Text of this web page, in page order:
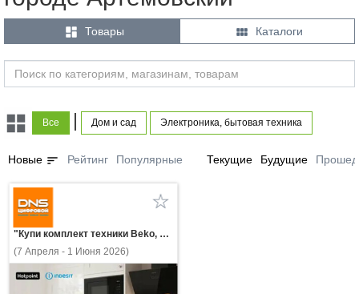
 Товары  Каталоги
Все | Дом и сад Электроника, бытовая техника
Новые sort Рейтинг Популярные Текущие Будущие
"Купи комплект техники Beko, Hotpoint, Indesit - получи скидку до 30%!"
(7 Апреля - 1 Июня 2026)